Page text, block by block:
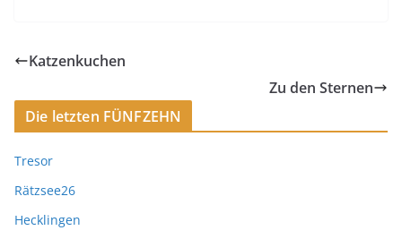
Katzenkuchen
Zu den Sternen
Die letzten FÜNFZEHN
Tresor
Rätzsee26
Hecklingen